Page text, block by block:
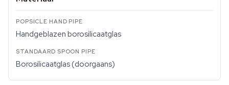
Handgeblazen borosilicaatglas
Borosilicaatglas (doorgaans)